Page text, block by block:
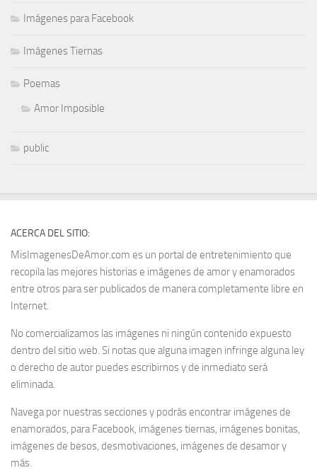
Imágenes para Facebook
Imágenes Tiernas
Poemas
Amor Imposible
public
ACERCA DEL SITIO:
MisImagenesDeAmor.com es un portal de entretenimiento que
recopila las mejores historias e imágenes de amor y enamorados
entre otros para ser publicados de manera completamente libre en
Internet.
No comercializamos las imágenes ni ningún contenido expuesto
dentro del sitio web. Si notas que alguna imagen infringe alguna ley
o derecho de autor puedes escribirnos y de inmediato será
eliminada.
Navega por nuestras secciones y podrás encontrar imágenes de
enamorados, para Facebook, imágenes tiernas, imágenes bonitas,
imágenes de besos, desmotivaciones, imágenes de desamor y
más.